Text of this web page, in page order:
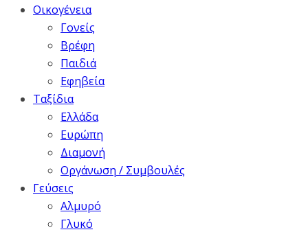
Οικογένεια
Γονείς
Βρέφη
Παιδιά
Εφηβεία
Ταξίδια
Ελλάδα
Ευρώπη
Διαμονή
Οργάνωση / Συμβουλές
Γεύσεις
Αλμυρό
Γλυκό